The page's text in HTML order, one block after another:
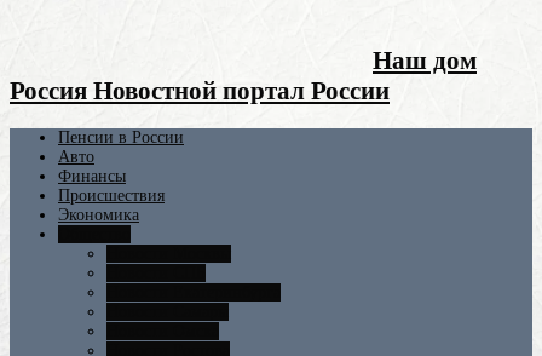
Наш дом
Россия Новостной портал России
Пенсии в России
Авто
Финансы
Происшествия
Экономика